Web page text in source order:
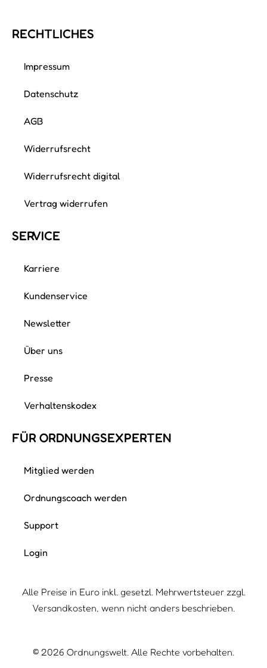
Nadine Diethelm
Als ich mein erstes eigenes Geld verdiente, fing
konsumieren. Ob ich etwas wirklich brauchte, war…
am schönen Niederrhein. Ich liebe es zu singen, zu
Menschen zu…
und genau so sehr liebe ich es anderen Menschen